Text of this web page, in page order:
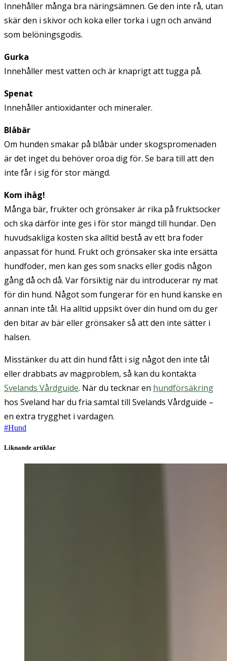
Innehåller många bra näringsämnen. Ge den inte rå, utan
skär den i skivor och koka eller torka i ugn och använd
som belöningsgodis.
Gurka
Innehåller mest vatten och är knaprigt att tugga på.
Spenat
Innehåller antioxidanter och mineraler.
Blåbär
Om hunden smakar på blåbär under skogspromenaden
är det inget du behöver oroa dig för. Se bara till att den
inte får i sig för stor mängd.
Kom ihåg!
Många bär, frukter och grönsaker är rika på fruktsocker
och ska därför inte ges i för stor mängd till hundar. Den
huvudsakliga kosten ska alltid bestå av ett bra foder
anpassat för hund. Frukt och grönsaker ska inte ersätta
hundfoder, men kan ges som snacks eller godis någon
gång då och då. Var försiktig när du introducerar ny mat
för din hund. Något som fungerar för en hund kanske en
annan inte tål. Ha alltid uppsikt över din hund om du ger
den bitar av bär eller grönsaker så att den inte sätter i
halsen.
Misstänker du att din hund fått i sig något den inte tål
eller drabbats av magproblem, så kan du kontakta
Svelands Vårdguide. När du tecknar en hundförsäkring
hos Sveland har du fria samtal till Svelands Vårdguide –
en extra trygghet i vardagen.
#Hund
Liknande artiklar